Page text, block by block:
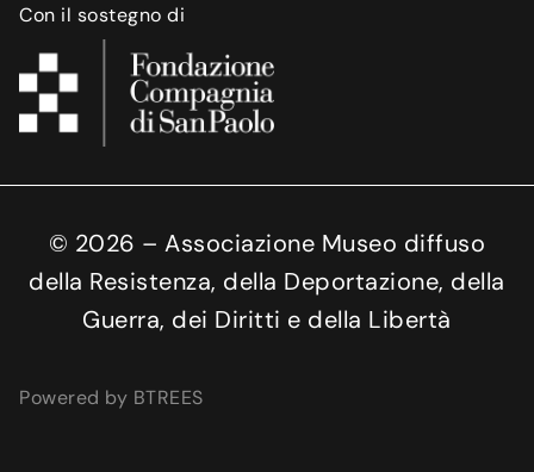
Con il sostegno di
© 2026 – Associazione Museo diffuso
della Resistenza, della Deportazione, della
Guerra, dei Diritti e della Libertà
Powered by BTREES